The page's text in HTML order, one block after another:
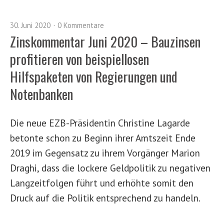
30. Juni 2020 0 Kommentare
Zinskommentar Juni 2020 – Bauzinsen
profitieren von beispiellosen
Hilfspaketen von Regierungen und
Notenbanken
Die neue EZB-Präsidentin Christine Lagarde
betonte schon zu Beginn ihrer Amtszeit Ende
2019 im Gegensatz zu ihrem Vorgänger Marion
Draghi, dass die lockere Geldpolitik zu negativen
Langzeitfolgen führt und erhöhte somit den
Druck auf die Politik entsprechend zu handeln.